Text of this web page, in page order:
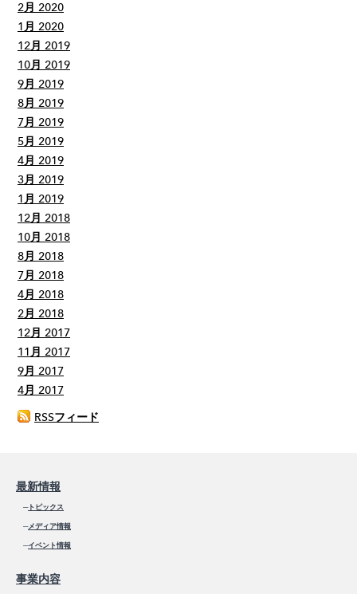
2月 2020
1月 2020
12月 2019
10月 2019
9月 2019
8月 2019
7月 2019
5月 2019
4月 2019
3月 2019
1月 2019
12月 2018
10月 2018
8月 2018
7月 2018
4月 2018
2月 2018
12月 2017
11月 2017
9月 2017
4月 2017
RSSフィード
最新情報
─トピックス
─メディア情報
─イベント情報
事業内容